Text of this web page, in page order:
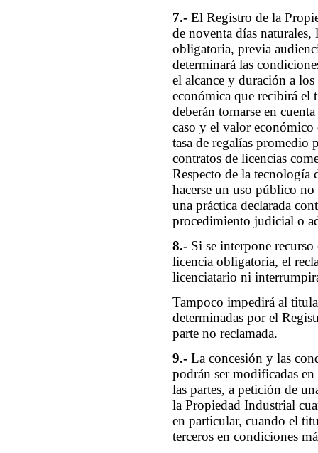
7.- El Registro de la
de noventa días
obligatoria, previa
determinará las
el alcance y duración a
económica que recibirá el
deberán tomarse en
caso y el valor económico
tasa de regalías promedio
contratos de licencias
Respecto de la tecnología
hacerse un uso público
una práctica declarada
procedimiento judicial o
8.- Si se interpone
licencia obligatoria, el
licenciatario ni
Tampoco impedirá al
determinadas por el
parte no reclamada.
9.- La concesión y las
podrán ser modificadas
las partes, a petición de
la Propiedad Industrial
en particular, cuando el
terceros en condiciones